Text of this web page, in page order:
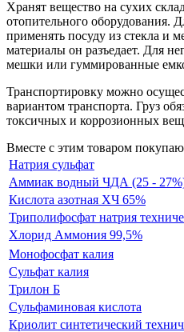
Хранят вещество на сухих
отопительного оборудования.
применять посуду из стекла и
материалы он разъедает. Для
мешки или гуммированные
Транспортировку можно
вариантом транспорта. Груз
токсичных и коррозионных
Вместе с этим товаром
Натрия сульфат
Аммиак водный ЧДА (25 -
Кислота азотная ХЧ 65%
Триполифосфат натрия
Хлорид Аммония 99,5%
Монофосфат калия
Сульфат калия
Трилон Б
Сульфаминовая кислота
Криолит синтетический